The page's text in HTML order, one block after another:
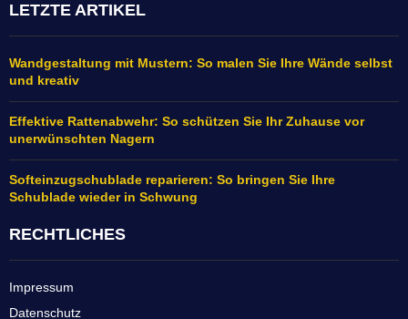
LETZTE ARTIKEL
Wandgestaltung mit Mustern: So malen Sie Ihre Wände selbst
und kreativ
Effektive Rattenabwehr: So schützen Sie Ihr Zuhause vor
unerwünschten Nagern
Softeinzugschublade reparieren: So bringen Sie Ihre
Schublade wieder in Schwung
RECHTLICHES
Impressum
Datenschutz